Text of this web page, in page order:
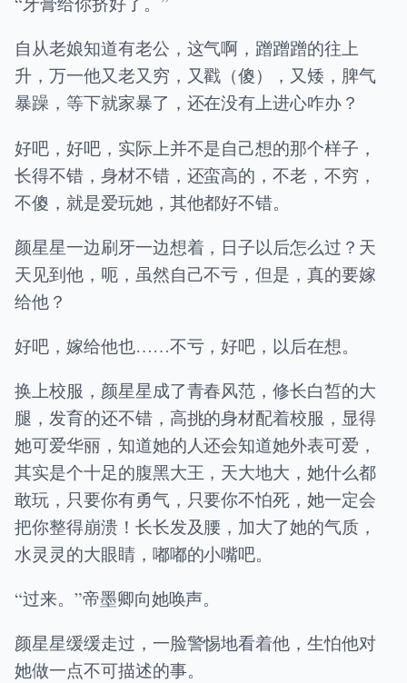
自从老娘知道有老公，这气啊，蹭蹭蹭的往上
升，万一他又老又穷，又戳（傻），又矮，脾气
暴躁，等下就家暴了，还在没有上进心咋办？
好吧，好吧，实际上并不是自己想的那个样子，
长得不错，身材不错，还蛮高的，不老，不穷，
不傻，就是爱玩她，其他都好不错。
颜星星一边刷牙一边想着，日子以后怎么过？天
天见到他，呃，虽然自己不亏，但是，真的要嫁
给他？
好吧，嫁给他也……不亏，好吧，以后在想。
换上校服，颜星星成了青春风范，修长白皙的大
腿，发育的还不错，高挑的身材配着校服，显得
她可爱华丽，知道她的人还会知道她外表可爱，
其实是个十足的腹黑大王，天大地大，她什么都
敢玩，只要你有勇气，只要你不怕死，她一定会
把你整得崩溃！长长发及腰，加大了她的气质，
水灵灵的大眼睛，嘟嘟的小嘴吧。
“过来。”帝墨卿向她唤声。
颜星星缓缓走过，一脸警惕地看着他，生怕他对
她做一点不可描述的事。